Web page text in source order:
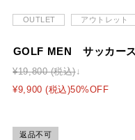
OUTLET アウトレット
GOLF MEN サッカー
¥19,800 (税込)
¥9,900 (税込)50%OFF
返品不可